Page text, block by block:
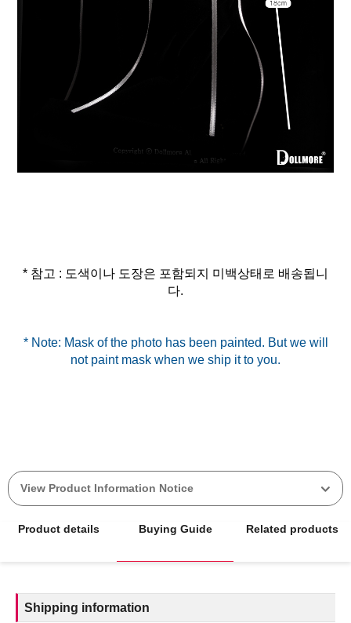
* 참고 : 도색이나 도장은 포함되지 미백상태로 배송됩니
* Note: Mask of the photo has been painted. But we will
View Product Information Notice
Product details Buying Guide Related products
Shipping information